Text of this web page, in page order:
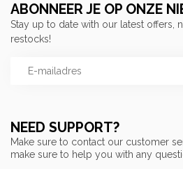
NEED SUPPORT?
Make sure to contact our customer
make sure to help you with any
ABONNEER JE OP ONZE
Stay up to date with our latest offers,
restocks!